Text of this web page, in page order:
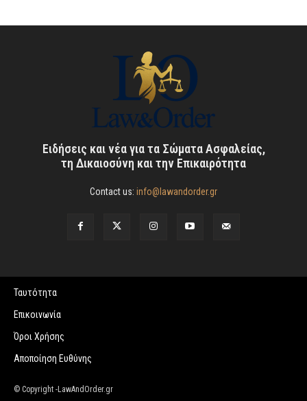
Ειδήσεις και νέα για τα Σώματα Ασφαλείας,
τη Δικαιοσύνη και την Επικαιρότητα
Contact us: info@lawandorder.gr
Ταυτότητα
Επικοινωνία
Όροι Χρήσης
Αποποίηση Ευθύνης
© Copyright -LawAndOrder.gr